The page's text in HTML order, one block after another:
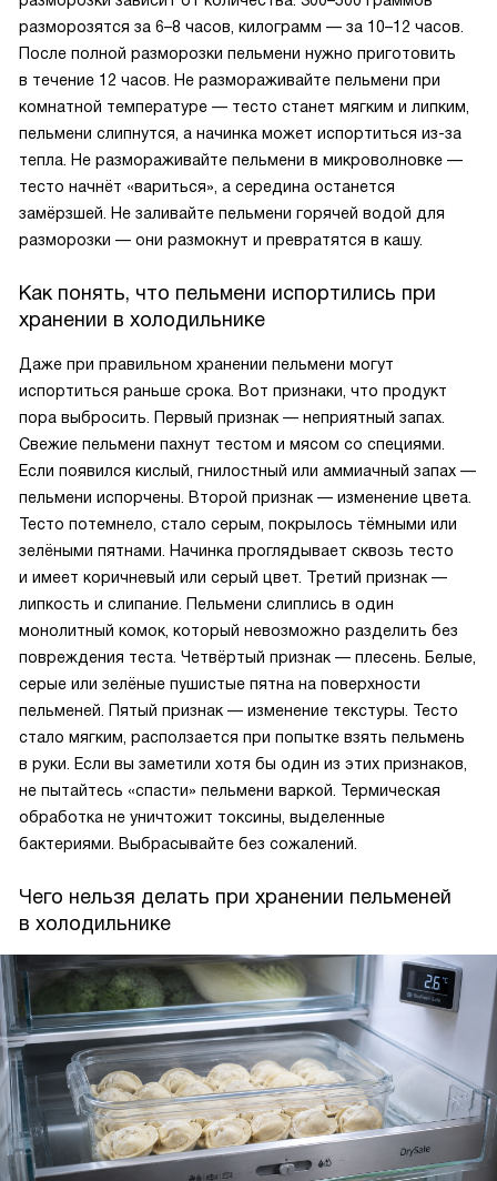
разморозятся за 6–8 часов, килограмм — за 10–12 часов.
После полной разморозки пельмени нужно приготовить
в течение 12 часов. Не размораживайте пельмени при
комнатной температуре — тесто станет мягким и липким,
пельмени слипнутся, а начинка может испортиться из-за
тепла. Не размораживайте пельмени в микроволновке —
тесто начнёт «вариться», а середина останется
замёрзшей. Не заливайте пельмени горячей водой для
разморозки — они размокнут и превратятся в кашу.
Как понять, что пельмени испортились при
хранении в холодильнике
Даже при правильном хранении пельмени могут
испортиться раньше срока. Вот признаки, что продукт
пора выбросить. Первый признак — неприятный запах.
Свежие пельмени пахнут тестом и мясом со специями.
Если появился кислый, гнилостный или аммиачный запах —
пельмени испорчены. Второй признак — изменение цвета.
Тесто потемнело, стало серым, покрылось тёмными или
зелёными пятнами. Начинка проглядывает сквозь тесто
и имеет коричневый или серый цвет. Третий признак —
липкость и слипание. Пельмени слиплись в один
монолитный комок, который невозможно разделить без
повреждения теста. Четвёртый признак — плесень. Белые,
серые или зелёные пушистые пятна на поверхности
пельменей. Пятый признак — изменение текстуры. Тесто
стало мягким, расползается при попытке взять пельмень
в руки. Если вы заметили хотя бы один из этих признаков,
не пытайтесь «спасти» пельмени варкой. Термическая
обработка не уничтожит токсины, выделенные
бактериями. Выбрасывайте без сожалений.
Чего нельзя делать при хранении пельменей
в холодильнике